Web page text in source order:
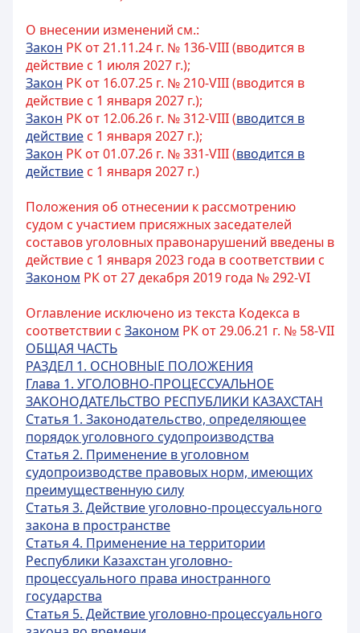
О внесении изменений см.:
Закон РК от 21.11.24 г. № 136-VIII (вводится в
действие с 1 июля 2027 г.);
Закон РК от 16.07.25 г. № 210-VIII (вводится в
действие с 1 января 2027 г.);
Закон РК от 12.06.26 г. № 312-VIII (вводится в
действие с 1 января 2027 г.);
Закон РК от 01.07.26 г. № 331-VIII (вводится в
действие с 1 января 2027 г.)
Положения об отнесении к рассмотрению
судом с участием присяжных заседателей
составов уголовных правонарушений введены в
действие с 1 января 2023 года в соответствии с
Законом РК от 27 декабря 2019 года № 292-VI
Оглавление исключено из текста Кодекса в
соответствии с Законом РК от 29.06.21 г. № 58-VII
ОБЩАЯ ЧАСТЬ
РАЗДЕЛ 1. ОСНОВНЫЕ ПОЛОЖЕНИЯ
Глава 1. УГОЛОВНО-ПРОЦЕССУАЛЬНОЕ
ЗАКОНОДАТЕЛЬСТВО РЕСПУБЛИКИ КАЗАХСТАН
Статья 1. Законодательство, определяющее
порядок уголовного судопроизводства
Статья 2. Применение в уголовном
судопроизводстве правовых норм, имеющих
преимущественную силу
Статья 3. Действие уголовно-процессуального
закона в пространстве
Статья 4. Применение на территории
Республики Казахстан уголовно-
процессуального права иностранного
государства
Статья 5. Действие уголовно-процессуального